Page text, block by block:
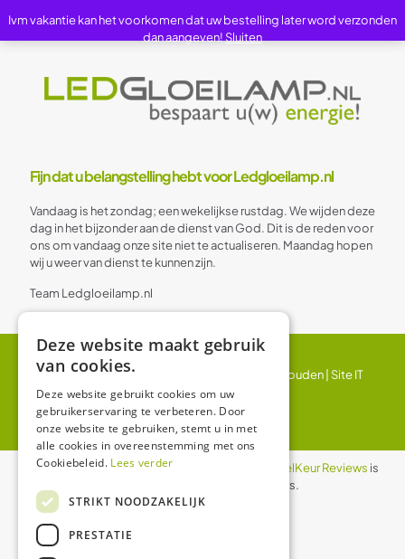
Fijn dat u belangstelling hebt voor Ledgloeilamp.nl
Vandaag is het zondag; een wekelijkse rustdag. We wijden deze
dag in het bijzonder aan de dienst van God. Dit is de reden voor
ons om vandaag onze site niet te actualiseren. Maandag hopen
wij u weer van dienst te kunnen zijn.
Team Ledgloeilamp.nl
© 2024 Ledgloeilamp | Alle rechten voorbehouden | Site IT
BV
De waardering van ledgloeilamp.nl bij WebwinkelKeur Reviews is
8.9/10 gebaseerd op 1158 reviews.
Ivm vakantie kan het voorkomen dat uw bestelling later word verzonden
dan aangeven! Sluiten
Deze website maakt gebruik
van cookies.
Deze website gebruikt cookies om uw
gebruikerservaring te verbeteren. Door
onze website te gebruiken, stemt u in met
alle cookies in overeenstemming met ons
Cookiebeleid. Lees verder
STRIKT NOODZAKELIJK
PRESTATIE